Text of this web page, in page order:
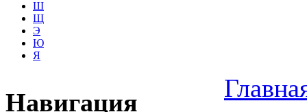
Ш
Щ
Э
Ю
Я
Навигация